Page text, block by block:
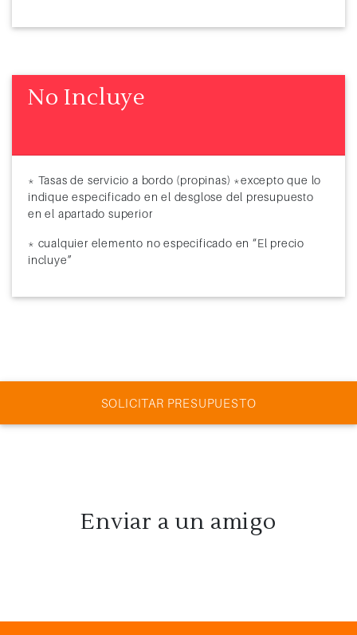
No Incluye
* Tasas de servicio a bordo (propinas) *excepto que lo
indique especificado en el desglose del presupuesto
en el apartado superior
* cualquier elemento no especificado en “El precio
incluye”
SOLICITAR PRESUPUESTO
Enviar a un amigo